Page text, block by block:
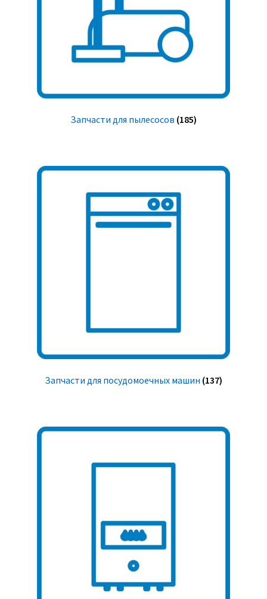
Запчасти для пылесосов (185)
Запчасти для посудомоечных машин (137)